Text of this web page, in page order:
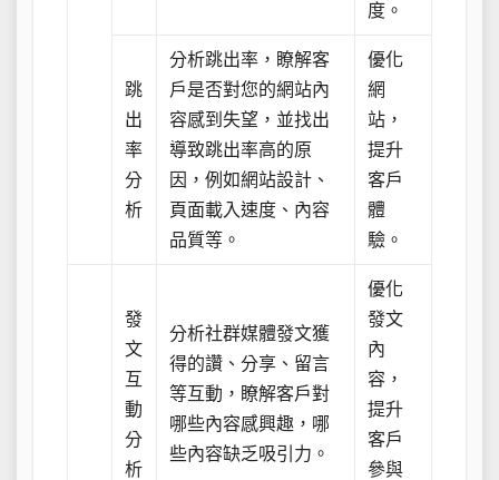
度。
跳
出
率
分
析
分析跳出率，瞭解客
戶是否對您的網站內
容感到失望，並找出
導致跳出率高的原
因，例如網站設計、
頁面載入速度、內容
品質等。
優化
網
站，
提升
客戶
體
驗。
發
文
互
動
分
析
分析社群媒體發文獲
得的讚、分享、留言
等互動，瞭解客戶對
哪些內容感興趣，哪
些內容缺乏吸引力。
優化
發文
內
容，
提升
客戶
參與